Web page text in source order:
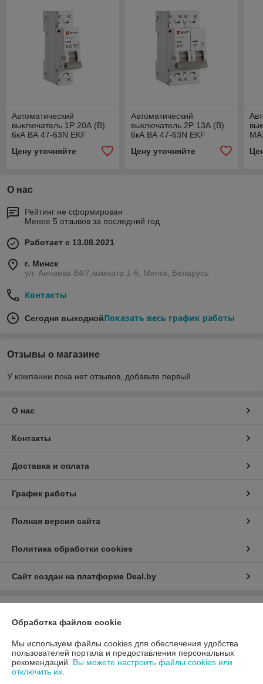
Автоматический
выключатель 1P 20А (B)
6кА ВА 47-63N EKF
Цену уточняйте
Автоматический
выключатель 2P 13А (B)
6кА ВА 47-63N EKF
Цену уточняйте
О нас
Рейтинг не сформирован
Менее 5 отзывов за последний год
Работает с 13.08.2021
г. Минск
ул. Аннаева 84/7,комната 1-6, Минск, Беларусь
Контакты
Сегодня выходнойПоказать весь график работы
Отзывы о магазине
У компании пока нет отзывов, добавьте первый
О нас
Контакты
Доставка и оплата
График работы
Полная версия сайта
Политика обработки cookies
Сайт создан на платформе Deal.by
220037, г. Минск, ул. Аннаева 84/7,комната 1-6
Регистрационный номер ЕГР: 193597061
Обработка файлов cookie
Мы используем файлы cookies для обеспечения удобства
пользователей портала и предоставления персональных
рекомендаций. Вы можете настроить файлы cookies или
отключить их.